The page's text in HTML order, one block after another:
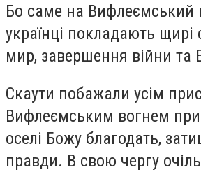
Бо саме на Вифлеємський
українці покладають щирі
мир, завершення війни та
Скаути побажали усім
Вифлеємським вогнем
оселі Божу благодать,
правди. В свою чергу